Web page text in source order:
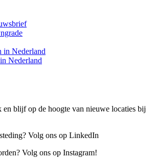
in Nederland
Nederland
en blijf op de hoogte van nieuwe locaties bij
Volg ons op LinkedIn
Volg ons op Instagram!